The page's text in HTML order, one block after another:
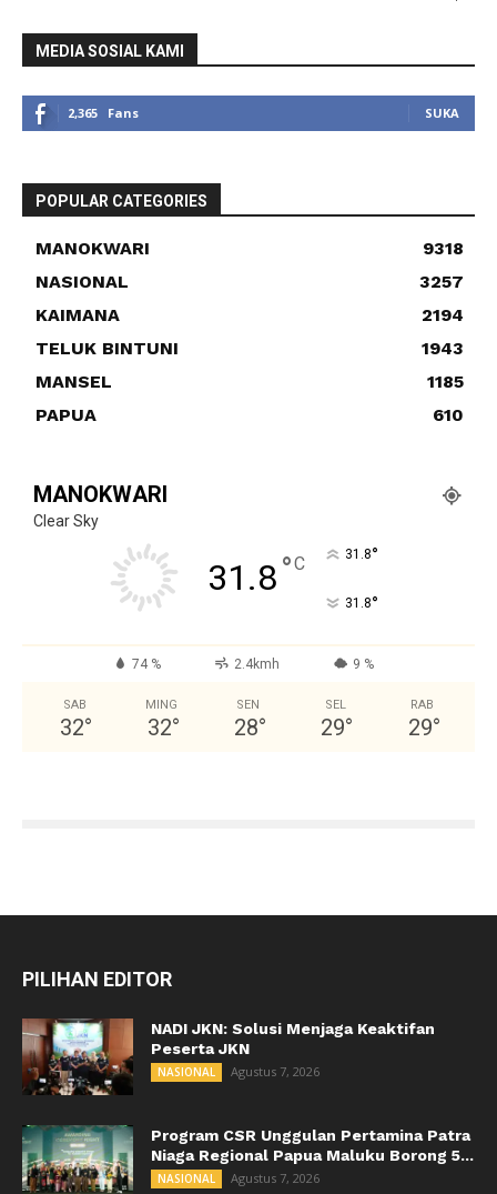
MEDIA SOSIAL KAMI
2,365 Fans SUKA
POPULAR CATEGORIES
MANOKWARI
9318
NASIONAL
3257
KAIMANA
2194
TELUK BINTUNI
1943
MANSEL
1185
PAPUA
610
MANOKWARI
Clear Sky
31.8°C 31.8°
31.8°
74 % 2.4kmh 9 %
SAB
32°
MING
32°
SEN
28°
SEL
29°
RAB
29°
PILIHAN EDITOR
NADI JKN: Solusi Menjaga Keaktifan
Peserta JKN
NASIONAL Agustus 7, 2026
Program CSR Unggulan Pertamina Patra
Niaga Regional Papua Maluku Borong 5...
NASIONAL Agustus 7, 2026